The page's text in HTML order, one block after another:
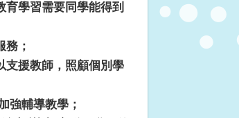
學習需要同學能得到
；
支援教師，照顧個別學
強輔導教學；